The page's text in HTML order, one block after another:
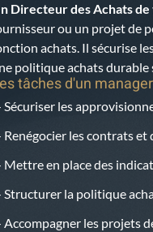
Directeur des Achats
ou un projet de
achats. Il sécurise
politique achats durable
tâches d'un
les
les contrats et
en place des
la politique
les projets